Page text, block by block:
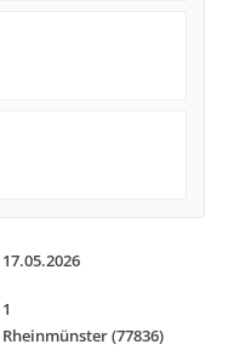
17.05.2026
1
Rheinmünster (77836)